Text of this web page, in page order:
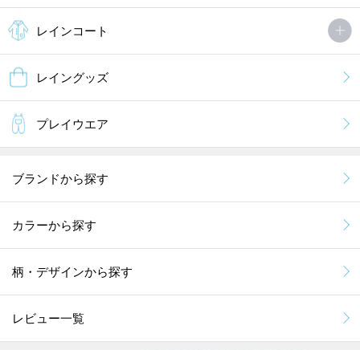
レインコート
レイングッズ
プレイウエア
ブランドから探す
カラーから探す
柄・デザインから探す
レビュー一覧